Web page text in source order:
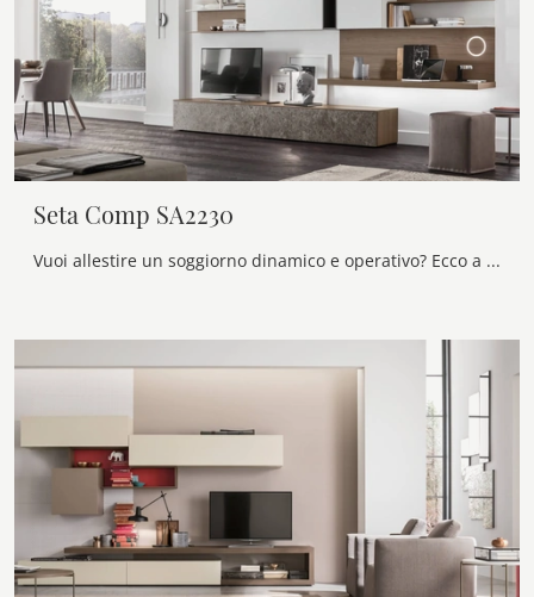
Seta Comp SA2230
Vuoi allestire un soggiorno dinamico e operativo? Ecco a te la parete attrezzata Seta Comp SA2230 Maronese dalle forme decise moderne.